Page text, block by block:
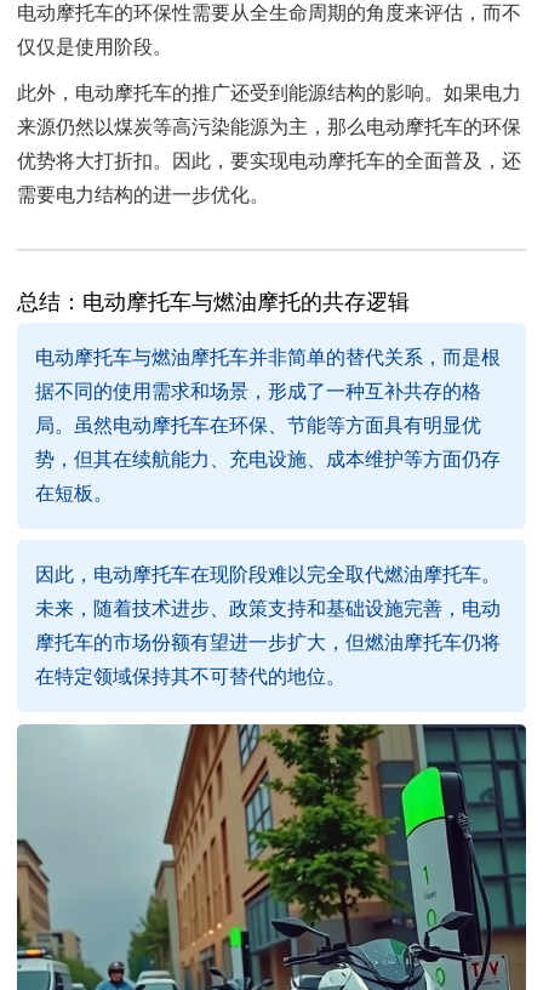
电动摩托车的环保性需要从全生命周期的角度来评估，而不
仅仅是使用阶段。
此外，电动摩托车的推广还受到能源结构的影响。如果电力
来源仍然以煤炭等高污染能源为主，那么电动摩托车的环保
优势将大打折扣。因此，要实现电动摩托车的全面普及，还
需要电力结构的进一步优化。
总结：电动摩托车与燃油摩托的共存逻辑
电动摩托车与燃油摩托车并非简单的替代关系，而是根
据不同的使用需求和场景，形成了一种互补共存的格
局。虽然电动摩托车在环保、节能等方面具有明显优
势，但其在续航能力、充电设施、成本维护等方面仍存
在短板。
因此，电动摩托车在现阶段难以完全取代燃油摩托车。
未来，随着技术进步、政策支持和基础设施完善，电动
摩托车的市场份额有望进一步扩大，但燃油摩托车仍将
在特定领域保持其不可替代的地位。